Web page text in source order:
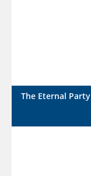
The Eternal Party